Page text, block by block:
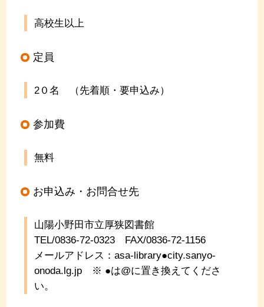
高校生以上
定員
2０名 （先着順・要申込み）
参加費
無料
お申込み・お問合せ先
山陽小野田市立厚狭図書館
TEL/0836-72-0323
FAX/0836-72-1156
メールアドレス：asa-library●city.sanyo-
onoda.lg.jp ※ ●は@に置き換えてくださ
い。